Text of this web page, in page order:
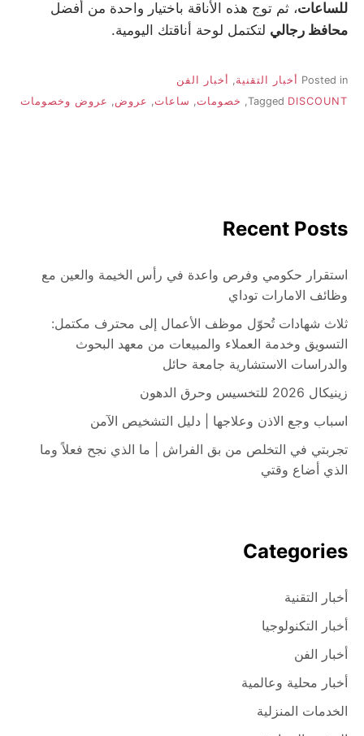
للساعات، ثم توج هذه الأناقة باختيار واحدة من أفضل
محافظ رجالي لتكتمل لوحة أناقتك اليومية.
Posted in أخبار التقنية
أخبار الفن
Tagged DISCOUNT
, خصومات, ساعات, عروض, عروض وخصومات
Recent Posts
استقرار حكومي وفرص واعدة في رأس الخيمة والعين مع
وظائف الامارات توداي
ثلاث شهادات تُحوّل موظف الأعمال إلى محترف مكتمل:
التسويق وخدمة العملاء والمبيعات من معهد البحوث
والدراسات الاستشارية جامعة حائل
زينيكال 2026 للتخسيس وحرق الدهون
اسباب وجع الاذن وعلاجها | دليل التشخيص الآمن
تجربتي في التخلص من بق الفراش | ما الذي نجح فعلاً وما
الذي أضاع وقتي
Categories
أخبار التقنية
أخبار التكنولوجيا
أخبار الفن
أخبار محلية وعالمية
الخدمات المنزلية